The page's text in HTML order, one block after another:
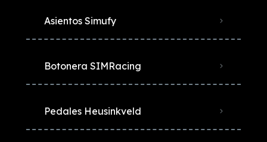
Asientos Simufy
Botonera SIMRacing
Pedales Heusinkveld